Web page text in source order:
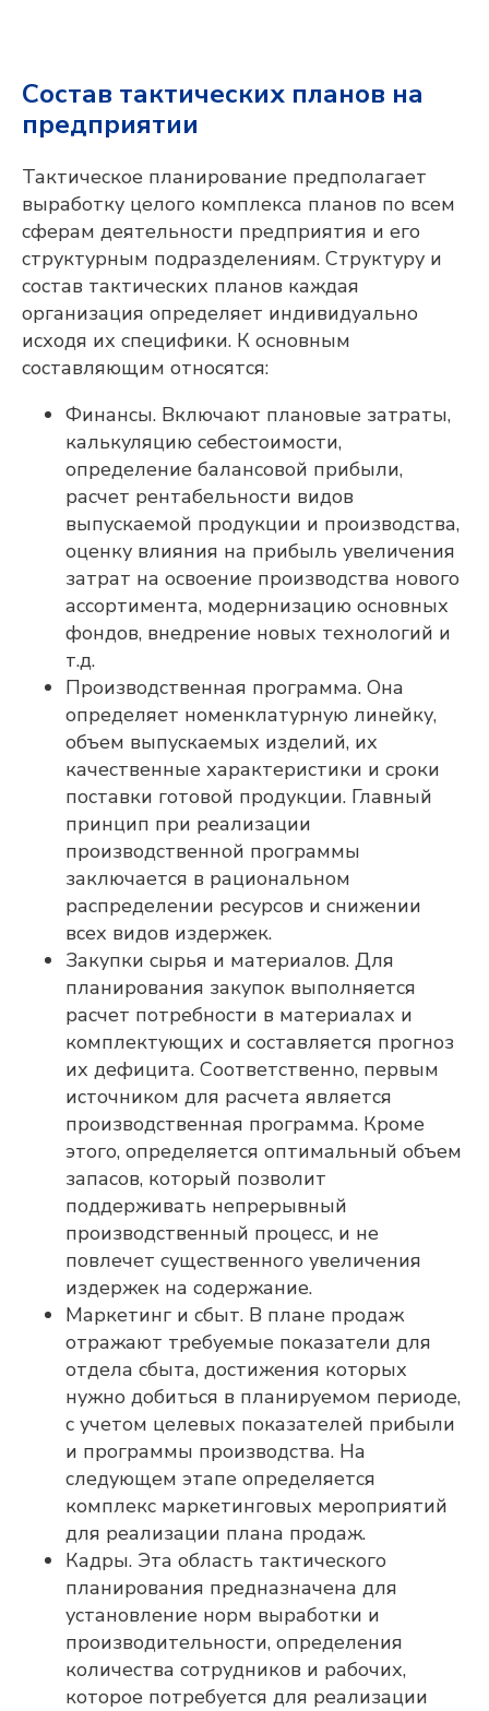
Состав тактических планов на
предприятии
Тактическое планирование предполагает
выработку целого комплекса планов по всем
сферам деятельности предприятия и его
структурным подразделениям. Структуру и
состав тактических планов каждая
организация определяет индивидуально
исходя их специфики. К основным
составляющим относятся:
Финансы. Включают плановые затраты,
калькуляцию себестоимости,
определение балансовой прибыли,
расчет рентабельности видов
выпускаемой продукции и производства,
оценку влияния на прибыль увеличения
затрат на освоение производства нового
ассортимента, модернизацию основных
фондов, внедрение новых технологий и
т.д.
Производственная программа. Она
определяет номенклатурную линейку,
объем выпускаемых изделий, их
качественные характеристики и сроки
поставки готовой продукции. Главный
принцип при реализации
производственной программы
заключается в рациональном
распределении ресурсов и снижении
всех видов издержек.
Закупки сырья и материалов. Для
планирования закупок выполняется
расчет потребности в материалах и
комплектующих и составляется прогноз
их дефицита. Соответственно, первым
источником для расчета является
производственная программа. Кроме
этого, определяется оптимальный объем
запасов, который позволит
поддерживать непрерывный
производственный процесс, и не
повлечет существенного увеличения
издержек на содержание.
Маркетинг и сбыт. В плане продаж
отражают требуемые показатели для
отдела сбыта, достижения которых
нужно добиться в планируемом периоде,
с учетом целевых показателей прибыли
и программы производства. На
следующем этапе определяется
комплекс маркетинговых мероприятий
для реализации плана продаж.
Кадры. Эта область тактического
планирования предназначена для
установление норм выработки и
производительности, определения
количества сотрудников и рабочих,
которое потребуется для реализации